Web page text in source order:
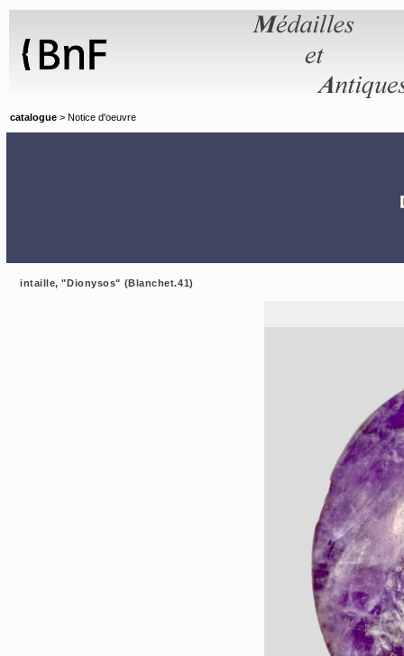
catalogue > Notice d'oeuvre
intaille, "Dionysos" (Blanchet.41)